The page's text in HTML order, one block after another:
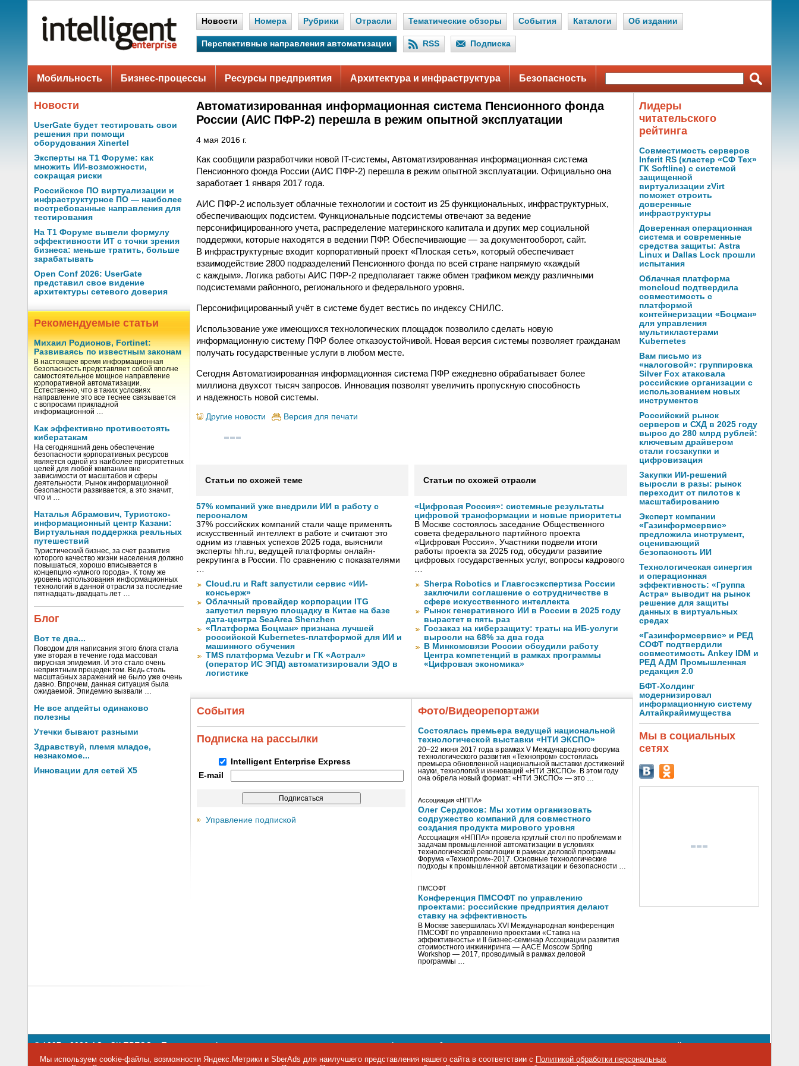
Новости Номера Рубрики Отрасли Тематические обзоры События Каталоги Об издании
Перспективные направления автоматизации RSS Подписка
Мобильность Бизнес-процессы Ресурсы предприятия Архитектура и инфраструктура Безопасность
Новости
UserGate будет тестировать свои
решения при помощи
оборудования Xinertel
Эксперты на Т1 Форуме: как
множить ИИ-возможности,
сокращая риски
Российское ПО виртуализации и
инфраструктурное ПО — наиболее
востребованные направления для
тестирования
На Т1 Форуме вывели формулу
эффективности ИТ с точки зрения
бизнеса: меньше тратить, больше
зарабатывать
Open Conf 2026: UserGate
представил свое видение
архитектуры сетевого доверия
Рекомендуемые статьи
Михаил Родионов, Fortinet:
Развиваясь по известным законам
В настоящее время информационная
безопасность представляет собой вполне
самостоятельное мощное направление
корпоративной автоматизации.
Естественно, что в таких условиях
направление это все теснее связывается
с вопросами прикладной
информационной …
Как эффективно противостоять
кибератакам
На сегодняшний день обеспечение
безопасности корпоративных ресурсов
является одной из наиболее приоритетных
целей для любой компании вне
зависимости от масштабов и сферы
деятельности. Рынок информационной
безопасности развивается, а это значит,
что и …
Наталья Абрамович, Туристско-
информационный центр Казани:
Виртуальная поддержка реальных
путешествий
Туристический бизнес, за счет развития
которого качество жизни населения должно
повышаться, хорошо вписывается в
концепцию «умного города». К тому же
уровень использования информационных
технологий в данной отрасли за последние
пятнадцать-двадцать лет …
Блог
Вот те два...
Поводом для написания этого блога стала
уже вторая в течение года массовая
вирусная эпидемия. И это стало очень
неприятным прецедентом. Ведь столь
масштабных заражений не было уже очень
давно. Впрочем, данная ситуация была
ожидаемой. Эпидемию вызвали …
Не все апдейты одинаково
полезны
Утечки бывают разными
Здравствуй, племя младое,
незнакомое...
Инновации для сетей X5
Автоматизированная информационная система Пенсионного фонда
России (АИС ПФР-2) перешла в режим опытной эксплуатации
4 мая 2016 г.
Как сообщили разработчики новой IT-системы, Автоматизированная информационная система
Пенсионного фонда России (АИС ПФР-2) перешла в режим опытной эксплуатации. Официально она
заработает 1 января 2017 года.
АИС ПФР-2 использует облачные технологии и состоит из 25 функциональных, инфраструктурных,
обеспечивающих подсистем. Функциональные подсистемы отвечают за ведение
персонифицированного учета, распределение материнского капитала и других мер социальной
поддержки, которые находятся в ведении ПФР. Обеспечивающие — за документооборот, сайт.
В инфраструктурные входит корпоративный проект «Плоская сеть», который обеспечивает
взаимодействие 2800 подразделений Пенсионного фонда по всей стране напрямую «каждый
с каждым». Логика работы АИС ПФР-2 предполагает также обмен трафиком между различными
подсистемами районного, регионального и федерального уровня.
Персонифицированный учёт в системе будет вестись по индексу СНИЛС.
Использование уже имеющихся технологических площадок позволило сделать новую
информационную систему ПФР более отказоустойчивой. Новая версия системы позволяет гражданам
получать государственные услуги в любом месте.
Сегодня Автоматизированная информационная система ПФР ежедневно обрабатывает более
миллиона двухсот тысяч запросов. Инновация позволят увеличить пропускную способность
и надежность новой системы.
Другие новости Версия для печати
Статьи по схожей теме
57% компаний уже внедрили ИИ в работу с
персоналом
37% российских компаний стали чаще применять
искусственный интеллект в работе и считают это
одним из главных успехов 2025 года, выяснили
эксперты hh.ru, ведущей платформы онлайн-
рекрутинга в России. По сравнению с показателями
…
Cloud.ru и Raft запустили сервис «ИИ-
консьерж»
Облачный провайдер корпорации ITG
запустил первую площадку в Китае на базе
дата-центра SeaArea Shenzhen
«Платформа Боцман» признана лучшей
российской Kubernetes-платформой для ИИ и
машинного обучения
TMS платформа Vezubr и ГК «Астрал»
(оператор ИС ЭПД) автоматизировали ЭДО в
логистике
Статьи по схожей отрасли
«Цифровая Россия»: системные результаты
цифровой трансформации и новые приоритеты
В Москве состоялось заседание Общественного
совета федерального партийного проекта
«Цифровая Россия». Участники подвели итоги
работы проекта за 2025 год, обсудили развитие
цифровых государственных услуг, вопросы кадрового
…
Sherpa Robotics и Главгосэкспертиза России
заключили соглашение о сотрудничестве в
сфере искусственного интеллекта
Рынок генеративного ИИ в России в 2025 году
вырастет в пять раз
Госзаказ на киберзащиту: траты на ИБ-услуги
выросли на 68% за два года
В Минкомсвязи России обсудили работу
Центра компетенций в рамках программы
«Цифровая экономика»
События
Подписка на рассылки
Intelligent Enterprise Express
E-mail
Управление подпиской
Фото/Видеорепортажи
Состоялась премьера ведущей национальной
технологической выставки «НТИ ЭКСПО»
20–22 июня 2017 года в рамках V Международного форума
технологического развития «Технопром» состоялась
премьера обновленной национальной выставки достижений
науки, технологий и инноваций «НТИ ЭКСПО». В этом году
она обрела новый формат: «НТИ ЭКСПО» — это …
Ассоциация «НППА»
Олег Сердюков: Мы хотим организовать
содружество компаний для совместного
создания продукта мирового уровня
Ассоциация «НППА» провела круглый стол по проблемам и
задачам промышленной автоматизации в условиях
технологической революции в рамках деловой программы
Форума «Технопром»-2017. Основные технологические
подходы к промышленной автоматизации и безопасности …
ПМСОФТ
Конференция ПМСОФТ по управлению
проектами: российские предприятия делают
ставку на эффективность
В Москве завершилась XVI Международная конференция
ПМСОФТ по управлению проектами «Ставка на
эффективность» и II бизнес-семинар Ассоциации развития
стоимостного инжиниринга — AACE Moscow Spring
Workshop — 2017, проводимый в рамках деловой
программы …
Лидеры
читательского
рейтинга
Совместимость серверов
Inferit RS (кластер «СФ Тех»
ГК Softline) с системой
защищенной
виртуализации zVirt
поможет строить
доверенные
инфраструктуры
Доверенная операционная
система и современные
средства защиты: Astra
Linux и Dallas Lock прошли
испытания
Облачная платформа
moncloud подтвердила
совместимость с
платформой
контейнеризации «Боцман»
для управления
мультикластерами
Kubernetes
Вам письмо из
«налоговой»: группировка
Silver Fox атаковала
российские организации с
использованием новых
инструментов
Российский рынок
серверов и СХД в 2025 году
вырос до 280 млрд рублей:
ключевым драйвером
стали госзакупки и
цифровизация
Закупки ИИ-решений
выросли в разы: рынок
переходит от пилотов к
масштабированию
Эксперт компании
«Газинформсервис»
предложила инструмент,
оценивающий
безопасность ИИ
Технологическая синергия
и операционная
эффективность: «Группа
Астра» выводит на рынок
решение для защиты
данных в виртуальных
средах
«Газинформсервис» и РЕД
СОФТ подтвердили
совместимость Ankey IDM и
РЕД АДМ Промышленная
редакция 2.0
БФТ-Холдинг
модернизировал
информационную систему
Алтайкрайимущества
Мы в социальных
сетях
© 1997—2026 АО «СК ПРЕСС».Политика конфиденциальности персональных данных,информация об авторских правах и порядке использования материалов сайта
109147 г. Москва, ул. Марксистская, 34, строение 10. Телефон: +7 495 974-22-60. Факс: +7 495 974-22-63. E-mail:
siteeditor@iemag.ru
Мы используем cookie-файлы, возможности Яндекс.Метрики и SberAds для наилучшего представления нашего сайта в соответствии с Политикой обработки персональных